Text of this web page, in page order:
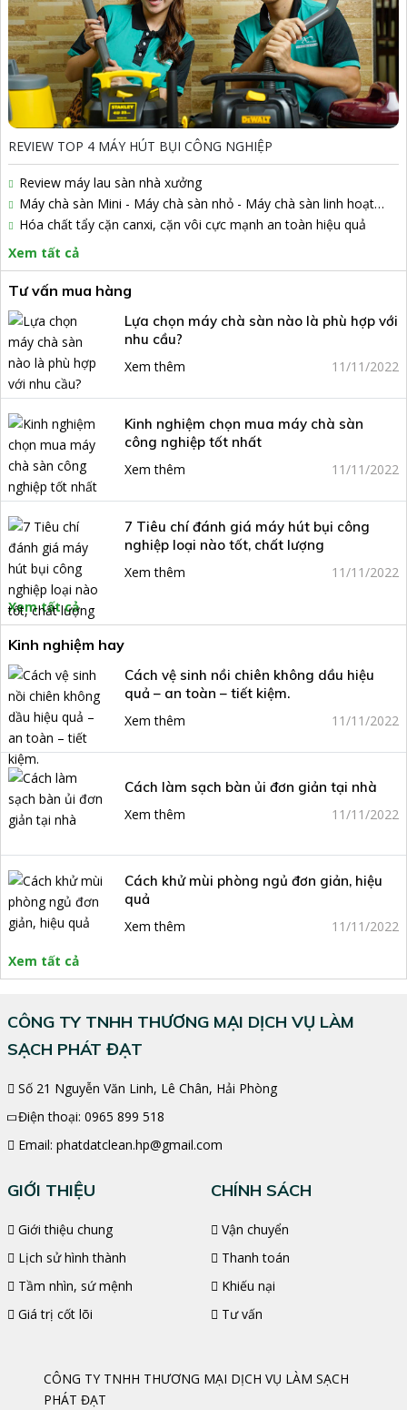
REVIEW TOP 4 MÁY HÚT BỤI CÔNG NGHIỆP
Review máy lau sàn nhà xưởng
Máy chà sàn Mini - Máy chà sàn nhỏ - Máy chà sàn linh hoạt
Artison
Hóa chất tẩy cặn canxi, cặn vôi cực mạnh an toàn hiệu quả
Xem tất cả
Tư vấn mua hàng
Lựa chọn máy chà sàn nào là phù hợp với
nhu cầu?
Xem thêm
11/11/2022
Kinh nghiệm chọn mua máy chà sàn
công nghiệp tốt nhất
Xem thêm
11/11/2022
7 Tiêu chí đánh giá máy hút bụi công
nghiệp loại nào tốt, chất lượng
Xem thêm
11/11/2022
Xem tất cả
Kinh nghiệm hay
Cách vệ sinh nồi chiên không dầu hiệu
quả – an toàn – tiết kiệm.
Xem thêm
11/11/2022
Cách làm sạch bàn ủi đơn giản tại nhà
Xem thêm
11/11/2022
Cách khử mùi phòng ngủ đơn giản, hiệu
quả
Xem thêm
11/11/2022
Xem tất cả
CÔNG TY TNHH THƯƠNG MẠI DỊCH VỤ LÀM
SẠCH PHÁT ĐẠT
Số 21 Nguyễn Văn Linh, Lê Chân, Hải Phòng
Điện thoại: 0965 899 518
Email: phatdatclean.hp@gmail.com
GIỚI THIỆU
Giới thiệu chung
Lịch sử hình thành
Tầm nhìn, sứ mệnh
Giá trị cốt lõi
CHÍNH SÁCH
Vận chuyển
Thanh toán
Khiếu nại
Tư vấn
CÔNG TY TNHH THƯƠNG MẠI DỊCH VỤ LÀM SẠCH
PHÁT ĐẠT